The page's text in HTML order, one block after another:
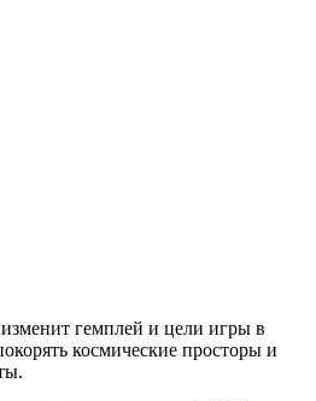
гемплей и цели игры в
космические просторы и